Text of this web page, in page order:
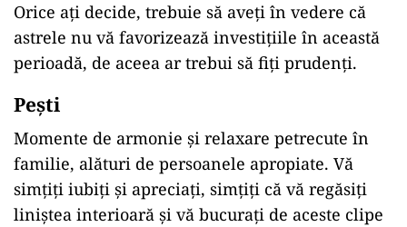
Orice ați decide, trebuie să aveți în vedere că
astrele nu vă favorizează investițiile în această
perioadă, de aceea ar trebui să fiți prudenți.
Pești
Momente de armonie și relaxare petrecute în
familie, alături de persoanele apropiate. Vă
simțiți iubiți și apreciați, simțiți că vă regăsiți
liniștea interioară și vă bucurați de aceste clipe